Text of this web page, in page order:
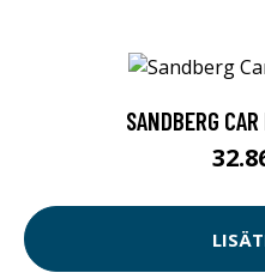
SANDBERG